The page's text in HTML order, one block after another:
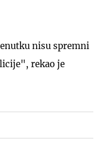
nisu spremni
rekao je